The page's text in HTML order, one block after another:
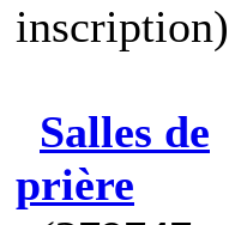
inscription)
Salles de
prière